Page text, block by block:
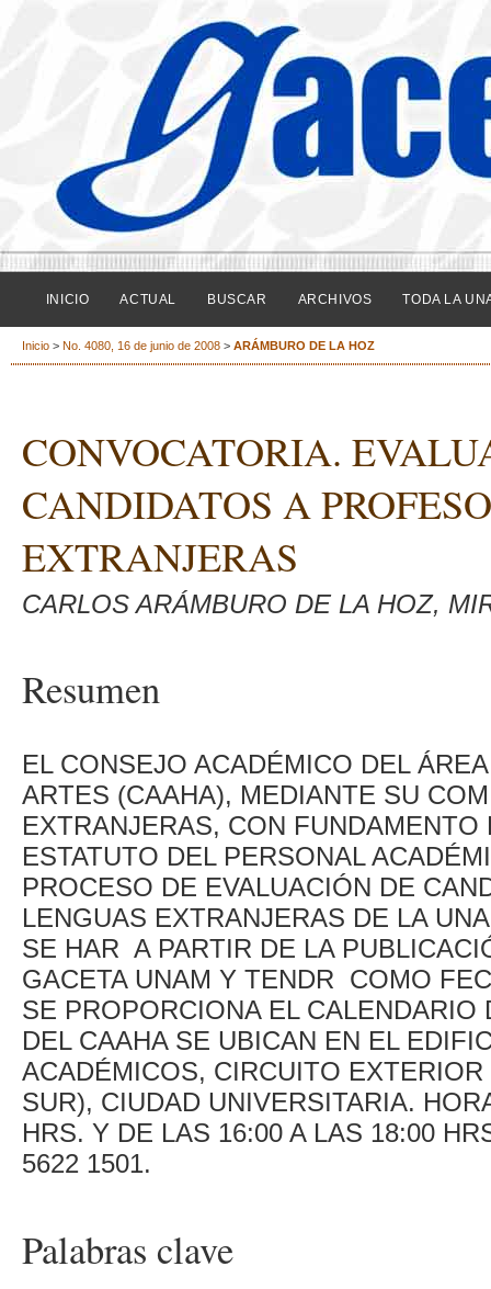
INICIO ACTUAL BUSCAR ARCHIVOS TODA LA
Inicio > No. 4080, 16 de junio de 2008 > ARÁMBURO DE LA HOZ
CONVOCATORIA.
CANDIDATOS A
EXTRANJERAS
CARLOS ARÁMBURO DE LA HOZ,
Resumen
EL CONSEJO ACADÉMICO DEL
ARTES (CAAHA), MEDIANTE SU
EXTRANJERAS, CON
ESTATUTO DEL PERSONAL
PROCESO DE EVALUACIÓN DE
LENGUAS EXTRANJERAS DE LA
SE HAR A PARTIR DE LA
GACETA UNAM Y TENDR COMO
SE PROPORCIONA EL
DEL CAAHA SE UBICAN EN EL
ACADÉMICOS, CIRCUITO
SUR), CIUDAD UNIVERSITARIA.
HRS. Y DE LAS 16:00 A LAS 18:00
5622 1501.
Palabras clave